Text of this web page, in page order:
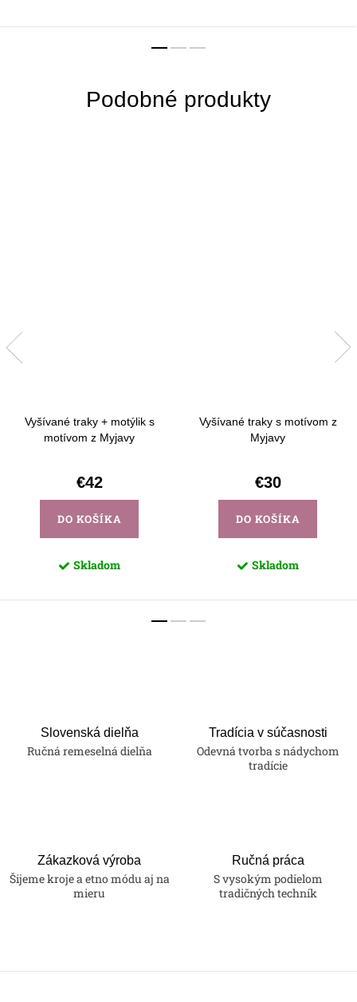
Vyšívané traky + motýlik s
motívom z Myjavy
€42
DO KOŠÍKA
Skladom
Vyšívané traky s motívom z
Myjavy
€30
DO KOŠÍKA
Skladom
Slovenská dielňa
Ručná remeselná dielňa
Tradícia v súčasnosti
Odevná tvorba s nádychom
tradície
Zákazková výroba
Šijeme kroje a etno módu aj na
mieru
Ručná práca
S vysokým podielom
tradičných techník